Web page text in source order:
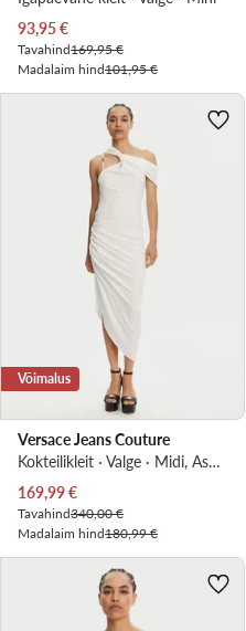
Praegune hind
93,95€
Tavahind169,95 €
Madalaim hind101,95 €
Võimalus
Versace Jeans Couture
Kokteilikleit · Valge · Midi, Asümmeetriline
Praegune hind
169,99€
Tavahind340,00 €
Madalaim hind180,99 €